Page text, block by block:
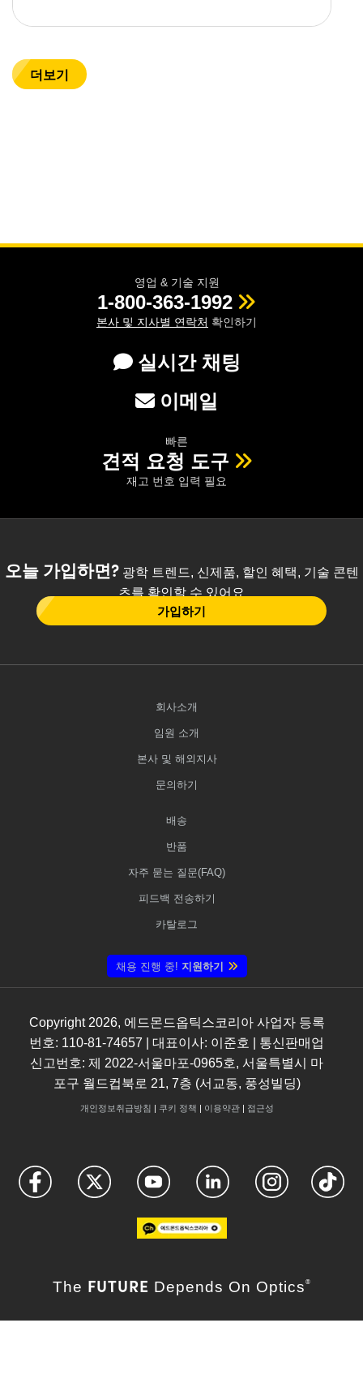
더보기
영업 & 기술 지원
1-800-363-1992
본사 및 지사별 연락처 확인하기
실시간 채팅
이메일
빠른
견적 요청 도구
재고 번호 입력 필요
오늘 가입하면?광학 트렌드, 신제품, 할인 혜택, 기술 콘텐
츠를 확인할 수 있어요
가입하기
회사소개
임원 소개
본사 및 해외지사
문의하기
배송
반품
자주 묻는 질문(FAQ)
피드백 전송하기
카탈로그
채용 진행 중! 지원하기
Copyright 2026, 에드몬드옵틱스코리아 사업자 등록
번호: 110-81-74657 | 대표이사: 이준호 | 통신판매업
신고번호: 제 2022-서울마포-0965호, 서울특별시 마
포구 월드컵북로 21, 7층 (서교동, 풍성빌딩)
개인정보취급방침 | 쿠키 정책 | 이용약관| 접근성
The FUTURE Depends On Optics ®